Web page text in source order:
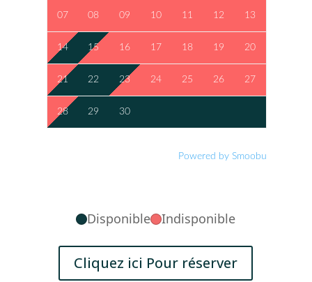
07 08 09 10 11 12 13
14 15 16 17 18 19 20
21 22 23 24 25 26 27
28 29 30
Powered by Smoobu
Disponible Indisponible
Cliquez ici Pour réserver